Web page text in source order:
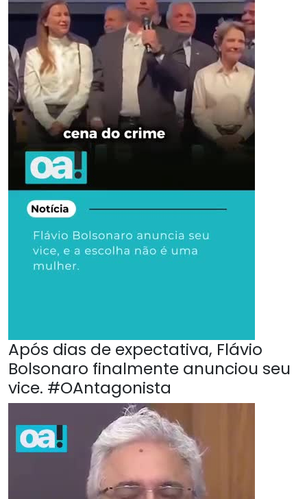
Após dias de expectativa, Flávio
Bolsonaro finalmente anunciou seu
vice. #OAntagonista